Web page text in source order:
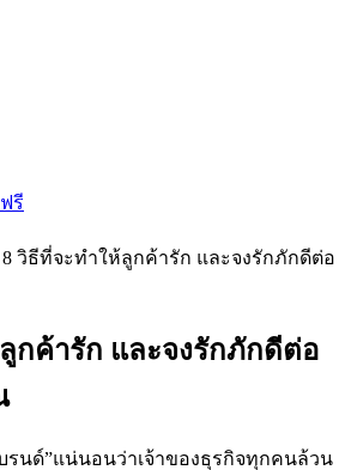
รี
8 วิธีที่จะทำให้ลูกค้ารัก และจงรักภักดีต่อ
กค้ารัก และจงรักภักดีต่อ
รนด์”แน่นอนว่าเจ้าของธุรกิจทุกคนล้วน